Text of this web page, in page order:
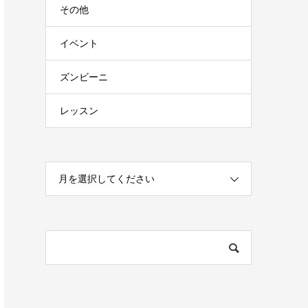
その他
イベント
ズンビーニ
レッスン
月を選択してください